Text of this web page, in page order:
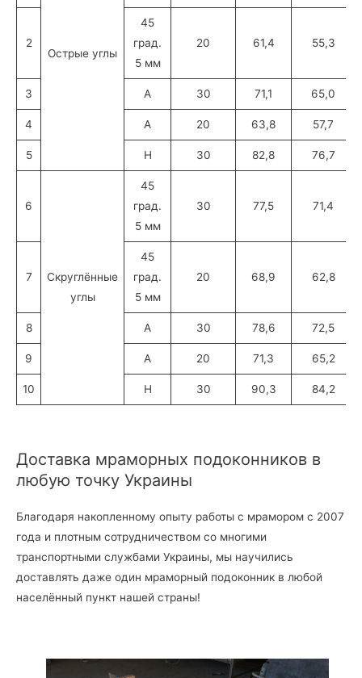
Острые углы
2
45
град.
5 мм
20 61,4 55,3
3 А 30 71,1 65,0
4 А 20 63,8 57,7
5 H 30 82,8 76,7
6
Скруглённые
углы
45
град.
5 мм
30 77,5 71,4
7
45
град.
5 мм
20 68,9 62,8
8 А 30 78,6 72,5
9 А 20 71,3 65,2
10 H 30 90,3 84,2
Доставка мраморных подоконников в
любую точку Украины
Благодаря накопленному опыту работы с мрамором с 2007
года и плотным сотрудничеством со многими
транспортными службами Украины, мы научились
доставлять даже один мраморный подоконник в любой
населённый пункт нашей страны!